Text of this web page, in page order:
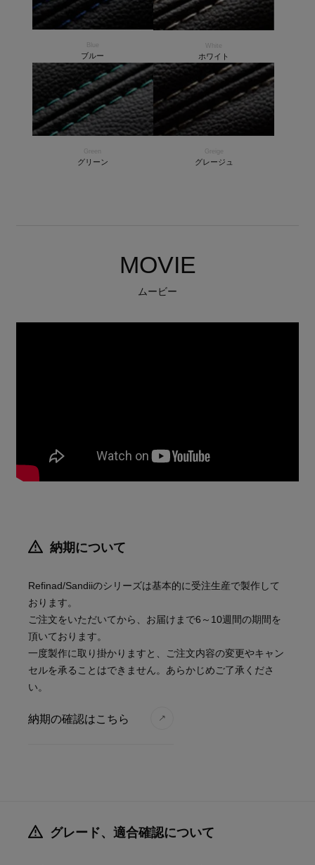
ブルー
White
ホワイト
Green
グリーン
Greige
グレージュ
MOVIE
ムービー
納期について
Refinad/Sandiiのシリーズは基本的に受注生産で製作して
おります。
ご注文をいただいてから、お届けまで6～10週間の期間を
頂いております。
一度製作に取り掛かりますと、ご注文内容の変更やキャン
セルを承ることはできません。あらかじめご了承くださ
い。
納期の確認はこちら
グレード、適合確認について